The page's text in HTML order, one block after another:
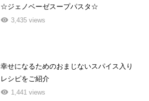
☆ジェノベーゼスープパスタ☆
3,435 views
幸せになるためのおまじないスパイス入り
レシピをご紹介
1,441 views